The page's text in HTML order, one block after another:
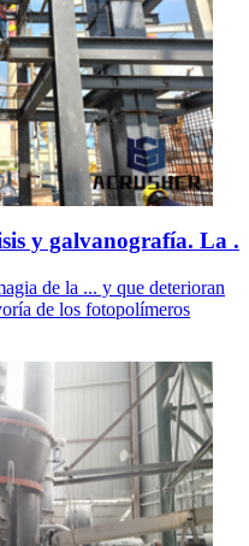
y galvanografía. La .
de la ... y que deterioran
de los fotopolímeros